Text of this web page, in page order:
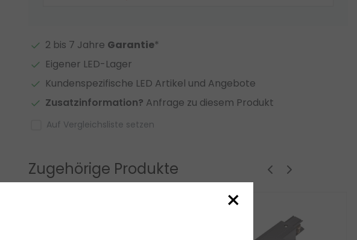
2 bis 7 Jahre Garantie*
Eigener LED-Lager
Kundenspezifische LED Artikel und Angebote
Zusatzinformation? Anfrage zu diesem Produkt
Auf Vergleichsliste setzen
Zugehörige Produkte
×